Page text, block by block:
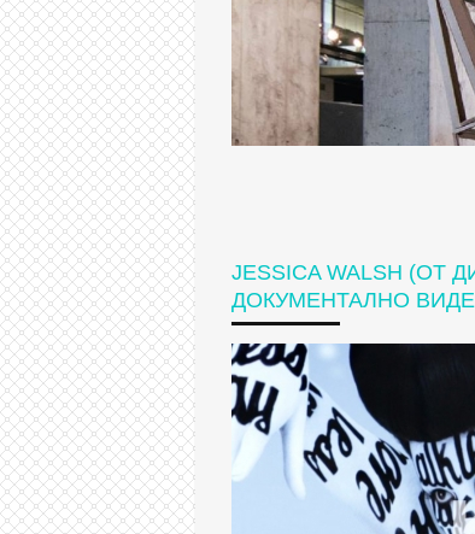
JESSICA WALSH (ОТ
ДОКУМЕНТАЛНО